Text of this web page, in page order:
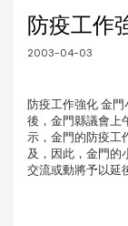
防疫工作
2003-04-03
防疫工作強化 金
後，金門縣議會上
示，金門的防疫工
及，因此，金門的
交流或動將予以延